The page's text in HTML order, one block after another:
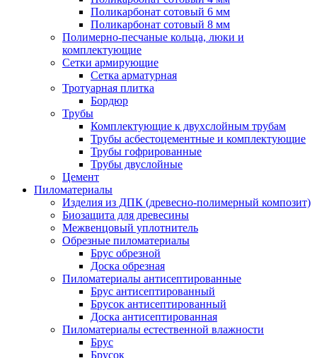
Поликарбонат сотовый 6 мм
Поликарбонат сотовый 8 мм
Полимерно-песчаные кольца, люки и
комплектующие
Сетки армирующие
Сетка арматурная
Тротуарная плитка
Бордюр
Трубы
Комплектующие к двухслойным трубам
Трубы асбестоцементные и комплектующие
Трубы гофрированные
Трубы двуслойные
Цемент
Пиломатериалы
Изделия из ДПК (древесно-полимерный композит)
Биозащита для древесины
Межвенцовый уплотнитель
Обрезные пиломатериалы
Брус обрезной
Доска обрезная
Пиломатериалы антисептированные
Брус антисептированный
Брусок антисептированный
Доска антисептированная
Пиломатериалы естественной влажности
Брус
Брусок